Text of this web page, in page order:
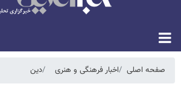
صفحه اصلی اخبار فرهنگی و هنری دین